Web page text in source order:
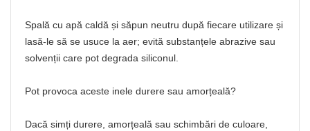
Spală cu apă caldă și săpun neutru după fiecare utilizare și
lasă-le să se usuce la aer; evită substanțele abrazive sau
solvenții care pot degrada siliconul.
Pot provoca aceste inele durere sau amorțeală?
Dacă simți durere, amorțeală sau schimbări de culoare,